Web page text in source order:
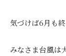
気づけば6月も
みなさま台風は